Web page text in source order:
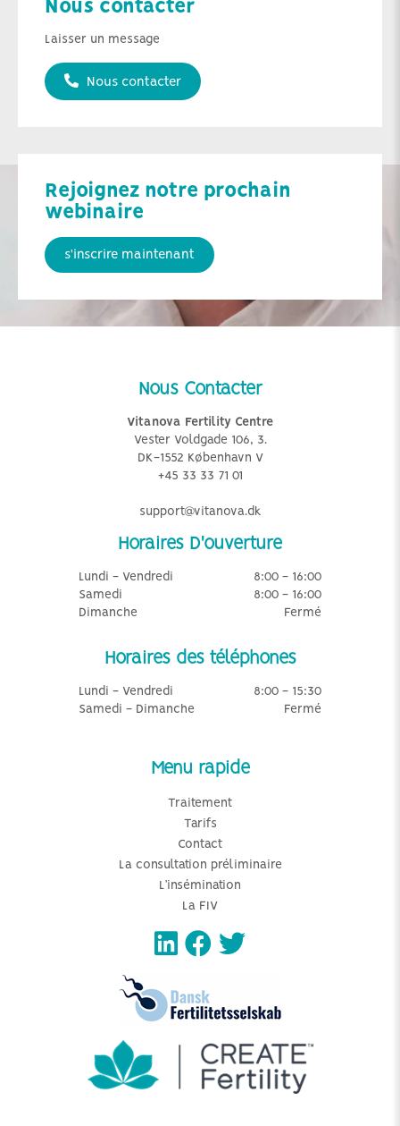
Nous contacter
Laisser un message
Nous contacter
Rejoignez notre prochain
webinaire
s'inscrire maintenant
Nous Contacter
Vitanova Fertility Centre
Vester Voldgade 106, 3.
DK-1552 København V
+45 33 33 71 01
support@vitanova.dk
Horaires D'ouverture
Lundi - Vendredi
8:00 - 16:00
Samedi
8:00 - 16:00
Dimanche
Fermé
Horaires des téléphones
Lundi - Vendredi
8:00 - 15:30
Samedi - Dimanche
Fermé
Menu rapide
Traitement
Tarifs
Contact
La consultation préliminaire
L’insémination
La FIV